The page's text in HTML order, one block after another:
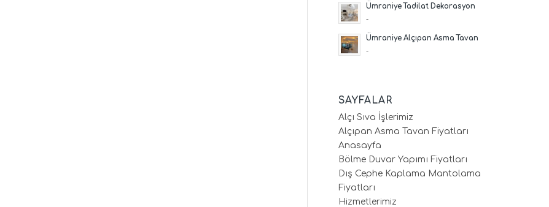
Ümraniye Tadilat Dekorasyon
-
Ümraniye Alçıpan Asma Tavan
-
SAYFALAR
Alçı Sıva İşlerimiz
Alçıpan Asma Tavan Fiyatları
Anasayfa
Bölme Duvar Yapımı Fiyatları
Dış Cephe Kaplama Mantolama
Fiyatları
Hizmetlerimiz